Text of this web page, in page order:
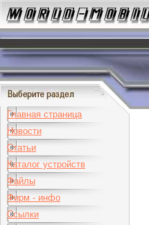
Главная страница
Новости
Статьи
Каталог устройств
Файлы
Фирм - инфо
Ссылки